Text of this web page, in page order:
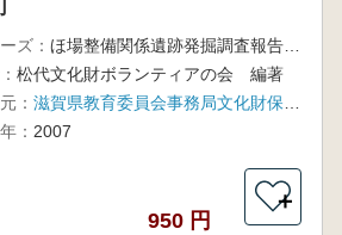
ズ：
ほ場整備関係遺跡発掘調査報告書34-5
松代文化財ボランティアの会 編著
：
： 2007
950 円
＋